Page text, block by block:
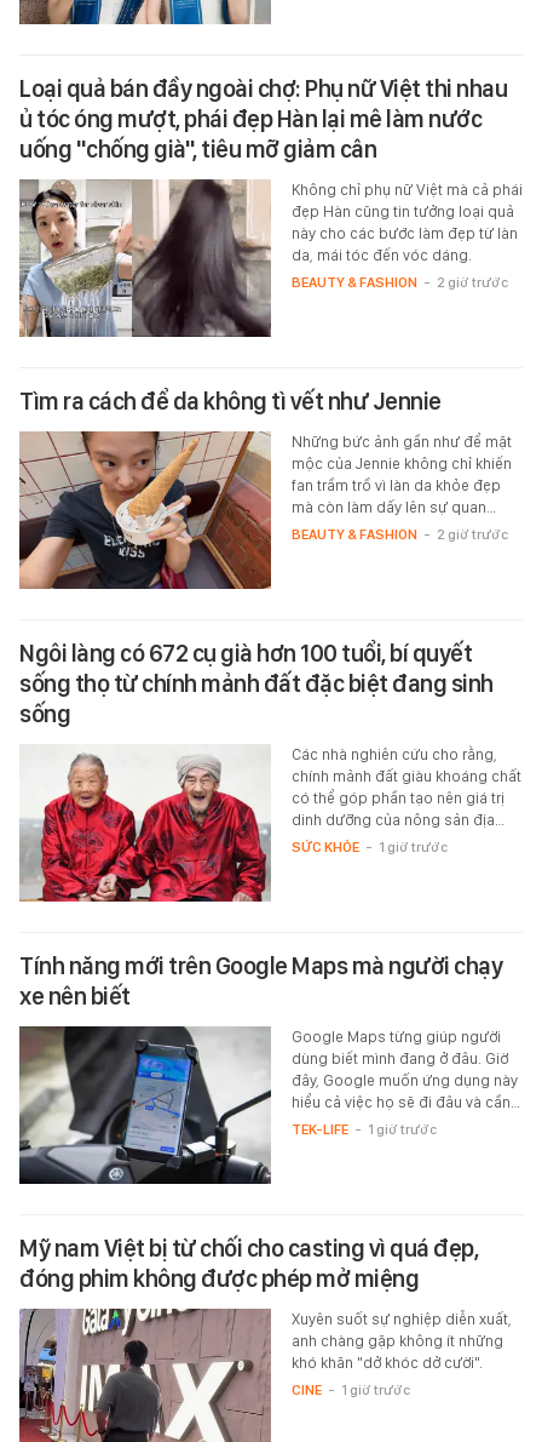
Loại quả bán đầy ngoài chợ: Phụ nữ Việt thi nhau
ủ tóc óng mượt, phái đẹp Hàn lại mê làm nước
uống "chống già", tiêu mỡ giảm cân
Không chỉ phụ nữ Việt mà cả phái
đẹp Hàn cũng tin tưởng loại quả
này cho các bước làm đẹp từ làn
da, mái tóc đến vóc dáng.
BEAUTY & FASHION - 2 giờ trước
Tìm ra cách để da không tì vết như Jennie
Những bức ảnh gần như để mặt
mộc của Jennie không chỉ khiến
fan trầm trồ vì làn da khỏe đẹp
mà còn làm dấy lên sự quan…
BEAUTY & FASHION - 2 giờ trước
Ngôi làng có 672 cụ già hơn 100 tuổi, bí quyết
sống thọ từ chính mảnh đất đặc biệt đang sinh
sống
Các nhà nghiên cứu cho rằng,
chính mảnh đất giàu khoáng chất
có thể góp phần tạo nên giá trị
dinh dưỡng của nông sản địa…
SỨC KHỎE - 1 giờ trước
Tính năng mới trên Google Maps mà người chạy
xe nên biết
Google Maps từng giúp người
dùng biết mình đang ở đâu. Giờ
đây, Google muốn ứng dụng này
hiểu cả việc họ sẽ đi đâu và cần…
TEK-LIFE - 1 giờ trước
Mỹ nam Việt bị từ chối cho casting vì quá đẹp,
đóng phim không được phép mở miệng
Xuyên suốt sự nghiệp diễn xuất,
anh chàng gặp không ít những
khó khăn "dở khóc dở cười".
CINE - 1 giờ trước